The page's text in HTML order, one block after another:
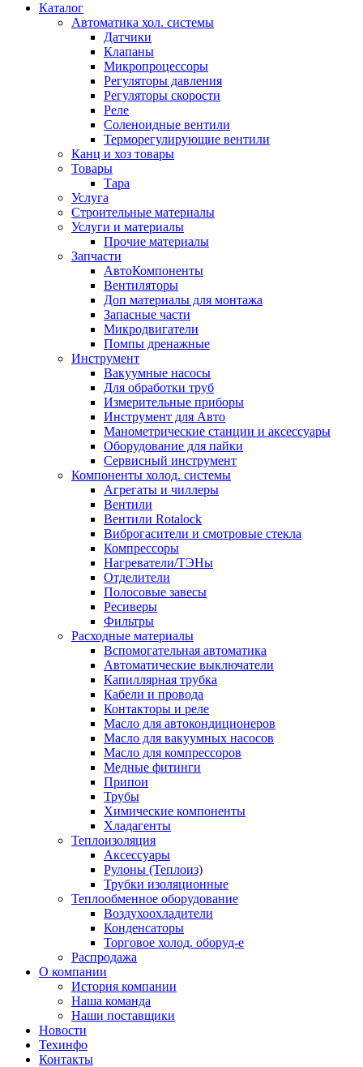
Каталог
Автоматика хол. системы
Датчики
Клапаны
Микропроцессоры
Регуляторы давления
Регуляторы скорости
Реле
Соленоидные вентили
Терморегулирующие вентили
Канц и хоз товары
Товары
Тара
Услуга
Строительные материалы
Услуги и материалы
Прочие материалы
Запчасти
АвтоКомпоненты
Вентиляторы
Доп материалы для монтажа
Запасные части
Микродвигатели
Помпы дренажные
Инструмент
Вакуумные насосы
Для обработки труб
Измерительные приборы
Инструмент для Авто
Манометрические станции и аксессуары
Оборудование для пайки
Сервисный инструмент
Компоненты холод. системы
Агрегаты и чиллеры
Вентили
Вентили Rotalock
Виброгасители и смотровые стекла
Компрессоры
Нагреватели/ТЭНы
Отделители
Полосовые завесы
Ресиверы
Фильтры
Расходные материалы
Вспомогательная автоматика
Автоматические выключатели
Капиллярная трубка
Кабели и провода
Контакторы и реле
Масло для автокондиционеров
Масло для вакуумных насосов
Масло для компрессоров
Медные фитинги
Припои
Трубы
Химические компоненты
Хладагенты
Теплоизоляция
Аксессуары
Рулоны (Теплоиз)
Трубки изоляционные
Теплообменное оборудование
Воздухоохладители
Конденсаторы
Торговое холод. оборуд-е
Распродажа
О компании
История компании
Наша команда
Наши поставщики
Новости
Техинфо
Контакты